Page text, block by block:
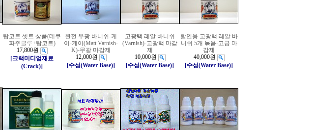
탑코트 셋트 상품(데쿠
파주글루+탑코트)
17,800원
[크랙미디엄재료
(Crack)]
완전 무광 바니쉬-케
이-케이(Matt Varnish-
K)-무광 마감제
12,000원
[수성(Water Base)]
고광택 레알 바니쉬
(Varnish)-고광택 마감
제
10,000원
[수성(Water Base)]
할인용 고광택 레알 바
니쉬 5개 묶음-고급 마
감제
40,000원
[수성(Water Base)]